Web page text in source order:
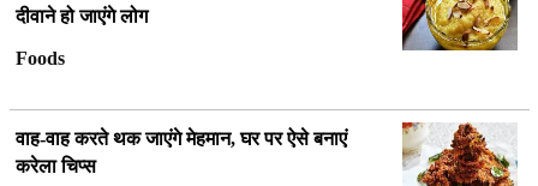
दीवाने हो जाएंगे लोग
Foods
वाह-वाह करते थक जाएंगे मेहमान, घर पर ऐसे बनाएं
करेला चिप्स